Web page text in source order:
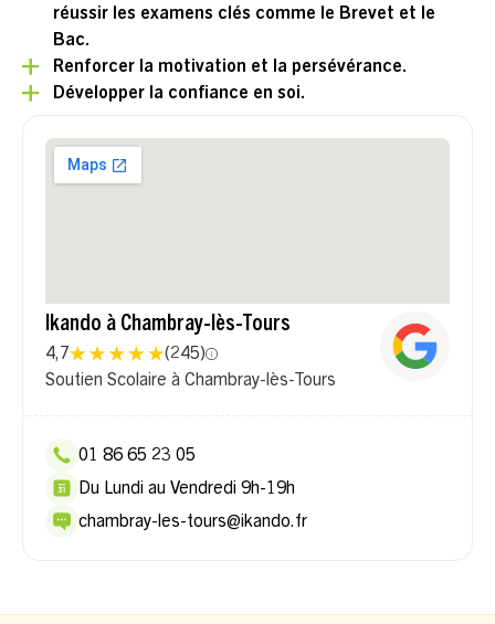
réussir les examens clés comme le Brevet et le
Bac.
Renforcer la motivation et la persévérance.
Développer la confiance en soi.
Ikando à Chambray-lès-Tours
4,7 (245)
Soutien Scolaire à Chambray-lès-Tours
01 86 65 23 05
Du Lundi au Vendredi 9h-19h
chambray-les-tours@ikando.fr